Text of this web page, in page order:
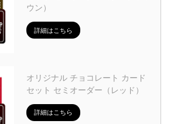
ウン）
詳細はこちら
オリジナル チョコレート カード
セット セミオーダー（レッド）
詳細はこちら